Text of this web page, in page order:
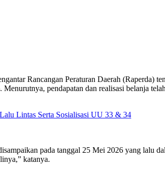
Rancangan Peraturan Daerah (Raperda)
pendapatan dan realisasi belanja
Lintas Serta Sosialisasi UU 33 & 34
pada tanggal 25 Mei 2026 yang lalu
katanya.